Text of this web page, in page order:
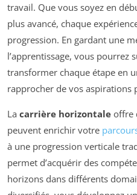
travail. Que vous soyez en
plus avancé, chaque
progression. En gardant une
l’apprentissage, vous pourrez
transformer chaque étape en
rapprocher de vos aspirations
La carrière horizontale offre
peuvent enrichir votre
à une progression verticale
permet d’acquérir des
horizons dans différents